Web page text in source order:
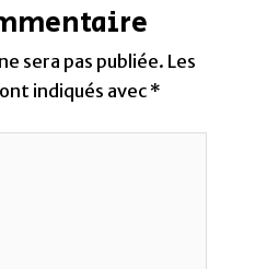
sera pas publiée. Les
indiqués avec *